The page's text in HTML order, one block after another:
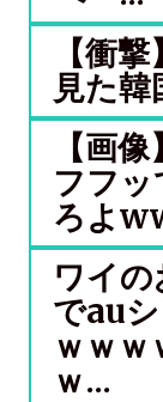
【衝
見た韓
【画
フフ
ろよ
ワイ
でau
ｗｗｗ
ｗ...